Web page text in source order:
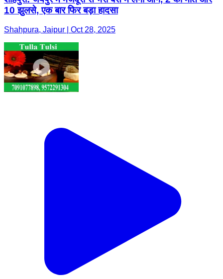
10 झुलसे, एक बार फिर बड़ा हादसा
Shahpura, Jaipur | Oct 28, 2025